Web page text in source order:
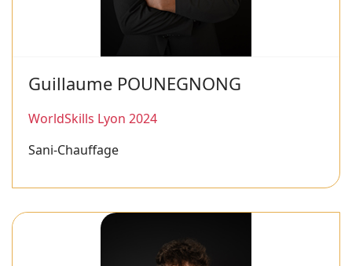
Guillaume POUNEGNONG
WorldSkills Lyon 2024
Sani-Chauffage